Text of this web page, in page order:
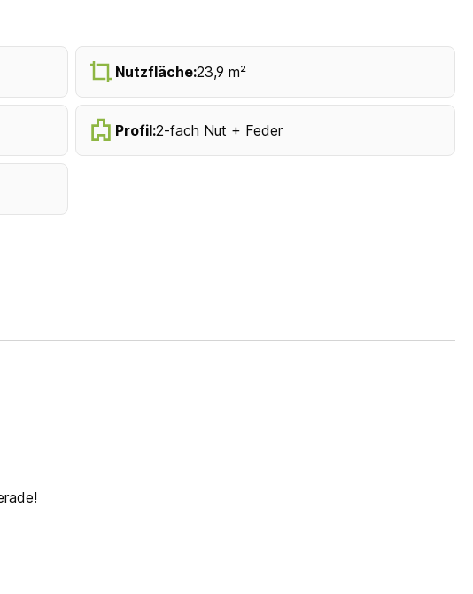
Nutzfläche:23,9 m²
Profil:2-fach Nut + Feder